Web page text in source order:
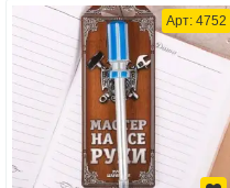
Арт: 4752